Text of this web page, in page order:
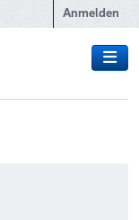
Anmelden